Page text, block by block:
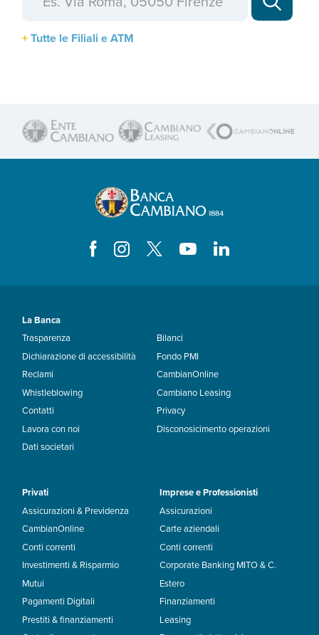
Tutte le Filiali e ATM
La Banca
Trasparenza
Dichiarazione di accessibilità
Reclami
Whistleblowing
Contatti
Lavora con noi
Dati societari
Bilanci
Fondo PMI
CambianOnline
Cambiano Leasing
Privacy
Disconosicimento operazioni
Privati
Assicurazioni & Previdenza
CambianOnline
Conti correnti
Investimenti & Risparmio
Mutui
Pagamenti Digitali
Prestiti & finanziamenti
Imprese e Professionisti
Assicurazioni
Carte aziendali
Conti correnti
Corporate Banking MITO & C.
Estero
Finanziamenti
Leasing